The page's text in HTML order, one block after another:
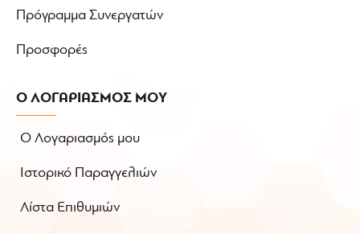
Πρόγραμμα Συνεργατών
Προσφορές
Ο ΛΟΓΑΡΙΑΣΜΟΣ ΜΟΥ
Ο Λογαριασμός μου
Ιστορικό Παραγγελιών
Λίστα Επιθυμιών